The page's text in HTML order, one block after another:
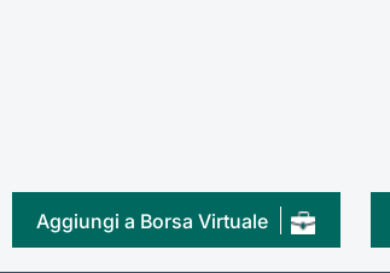
Aggiungi a Borsa Virtuale